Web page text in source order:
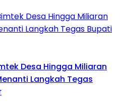
Desa Hingga Miliaran
Langkah Tegas